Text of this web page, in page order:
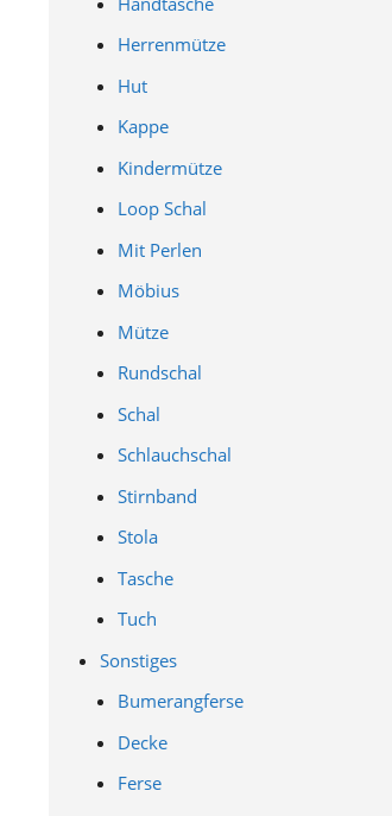
Herrenmütze
Hut
Kappe
Kindermütze
Loop Schal
Mit Perlen
Möbius
Mütze
Rundschal
Schal
Schlauchschal
Stirnband
Stola
Tasche
Tuch
Sonstiges
Bumerangferse
Decke
Ferse